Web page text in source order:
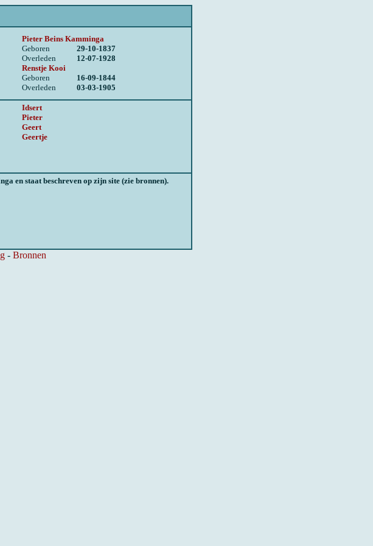
Pieter Beins Kamminga
Geboren
29-10-1837
Overleden
12-07-1928
Renstje Kooi
Geboren
16-09-1844
Overleden
03-03-1905
Idsert
Pieter
Geert
Geertje
en staat beschreven op zijn site (zie bronnen).
- Bronnen